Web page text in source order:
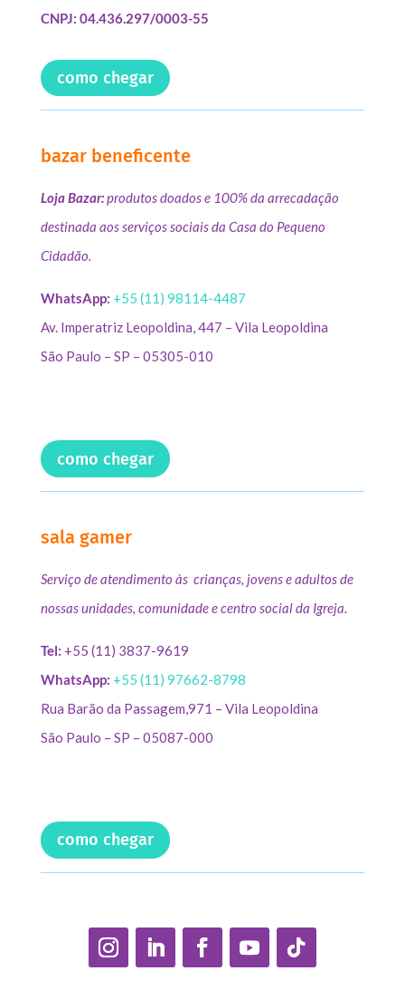
CNPJ: 04.436.297/0003-55
como chegar
bazar beneficente
Loja Bazar:produtos doados e 100% da arrecadação
destinada aos serviços sociais da Casa do Pequeno
Cidadão.
WhatsApp: +55 (11) 98114-4487
Av. Imperatriz Leopoldina, 447 – Vila Leopoldina
São Paulo – SP – 05305-010
como chegar
sala gamer
Serviço de atendimento às crianças, jovens e adultos de
nossas unidades, comunidade e centro social da Igreja.
Tel: +55 (11) 3837-9619
WhatsApp: +55 (11) 97662-8798
Rua Barão da Passagem,971 – Vila Leopoldina
São Paulo – SP – 05087-000
como chegar